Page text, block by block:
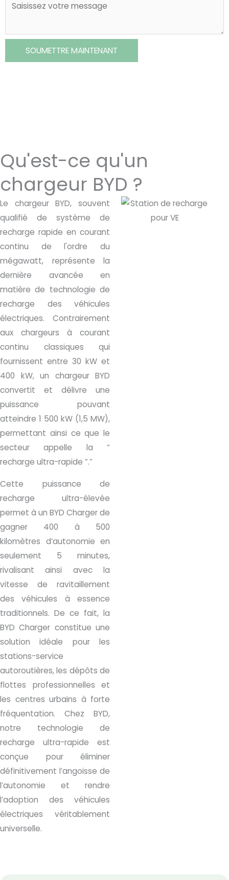
SOUMETTRE MAINTENANT
Qu'est-ce qu'un
chargeur BYD ?
Le chargeur BYD, souvent
qualifié de système de
recharge rapide en courant
continu de l'ordre du
mégawatt, représente la
dernière avancée en
matière de technologie de
recharge des véhicules
électriques. Contrairement
aux chargeurs à courant
continu classiques qui
fournissent entre 30 kW et
400 kW, un chargeur BYD
convertit et délivre une
puissance pouvant
atteindre 1 500 kW (1,5 MW),
permettant ainsi ce que le
secteur appelle la “
recharge ultra-rapide ”.”
Cette puissance de
recharge ultra-élevée
permet à un BYD Charger de
gagner 400 à 500
kilomètres d’autonomie en
seulement 5 minutes,
rivalisant ainsi avec la
vitesse de ravitaillement
des véhicules à essence
traditionnels. De ce fait, la
BYD Charger constitue une
solution idéale pour les
stations-service
autoroutières, les dépôts de
flottes professionnelles et
les centres urbains à forte
fréquentation. Chez BYD,
notre technologie de
recharge ultra-rapide est
conçue pour éliminer
définitivement l’angoisse de
l’autonomie et rendre
l’adoption des véhicules
électriques véritablement
universelle.